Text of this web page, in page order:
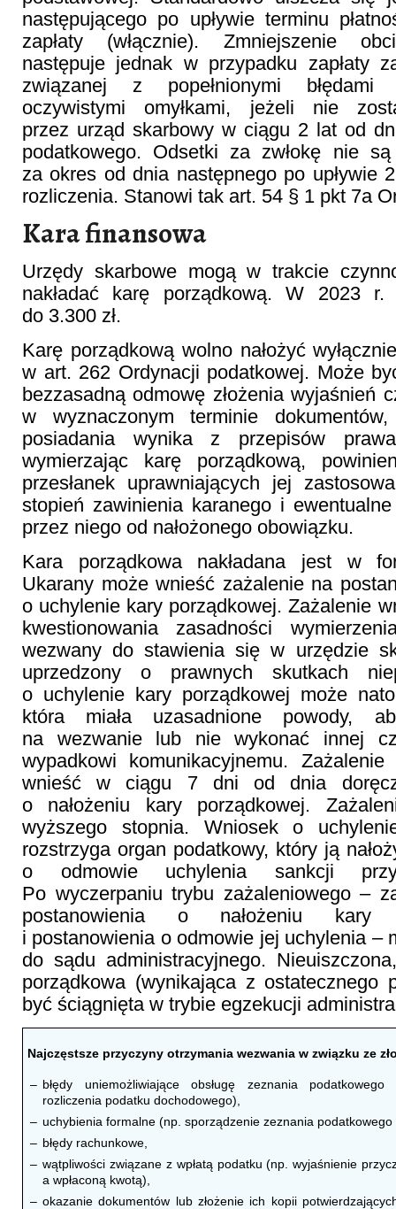
następującego po upływie terminu
zapłaty (włącznie). Zmniejszenie
następuje jednak w przypadku zapłaty
związanej z popełnionymi błędami
oczywistymi omyłkami, jeżeli nie
przez urząd skarbowy w ciągu 2 lat od
podatkowego. Odsetki za zwłokę nie
za okres od dnia następnego po upływie
rozliczenia. Stanowi tak art. 54 § 1 pkt 7a
Kara finansowa
Urzędy skarbowe mogą w trakcie
nakładać karę porządkową. W 2023
do 3.300 zł.
Karę porządkową wolno nałożyć
w art. 262 Ordynacji podatkowej. Może
bezzasadną odmowę złożenia wyjaśnień
w wyznaczonym terminie
posiadania wynika z przepisów
wymierzając karę porządkową,
przesłanek uprawniających jej
stopień zawinienia karanego i
przez niego od nałożonego obowiązku.
Kara porządkowa nakładana jest w
Ukarany może wnieść zażalenie na
o uchylenie kary porządkowej. Zażalenie
kwestionowania zasadności
wezwany do stawienia się w urzędzie
uprzedzony o prawnych skutkach
o uchylenie kary porządkowej może
która miała uzasadnione powody,
na wezwanie lub nie wykonać innej
wypadkowi komunikacyjnemu.
wnieść w ciągu 7 dni od dnia
o nałożeniu kary porządkowej.
wyższego stopnia. Wniosek o
rozstrzyga organ podatkowy, który ją
o odmowie uchylenia sankcji
Po wyczerpaniu trybu zażaleniowego –
postanowienia o nałożeniu kary
i postanowienia o odmowie jej uchylenia –
do sądu administracyjnego.
porządkowa (wynikająca z ostatecznego
być ściągnięta w trybie egzekucji
Najczęstsze przyczyny otrzymania wezwania w związku ze
– błędy uniemożliwiające obsługę zeznania
rozliczenia podatku dochodowego),
– uchybienia formalne (np. sporządzenie zeznania podatkowego
– błędy rachunkowe,
– wątpliwości związane z wpłatą podatku (np. wyjaśnienie
a wpłaconą kwotą),
– okazanie dokumentów lub złożenie ich kopii